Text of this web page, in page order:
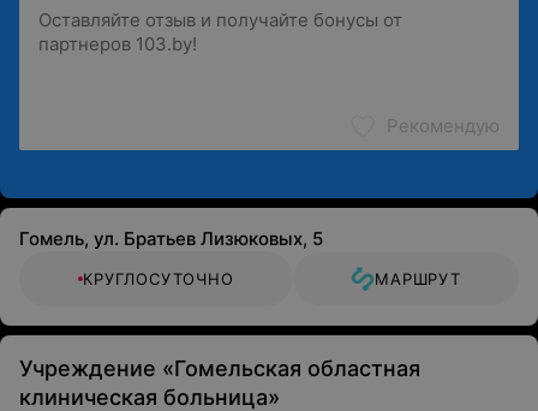
Рекомендую
Гомель, ул. Братьев Лизюковых, 5
КРУГЛОСУТОЧНО МАРШРУТ
Учреждение «Гомельская областная
клиническая больница»